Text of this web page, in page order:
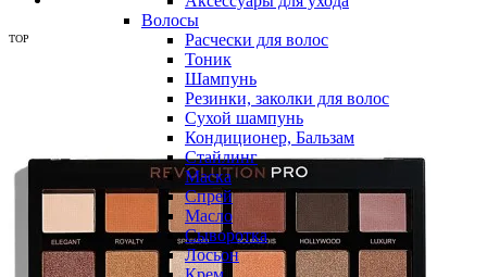
Волосы
Расчески для волос
Тоник
Шампунь
Резинки, заколки для волос
Сухой шампунь
Кондиционер, Бальзам
Стайлинг
Маска
Спрей
Масло
Сыворотка
Лосьон
TOP